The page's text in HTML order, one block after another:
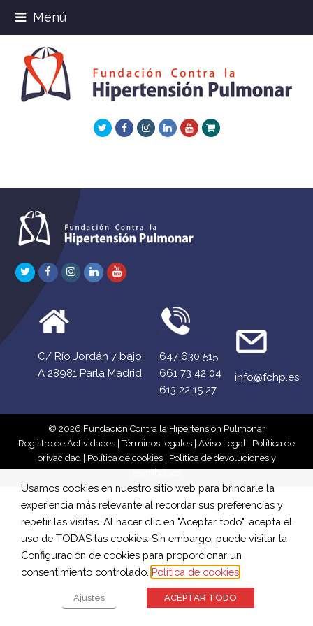
Menú
TwitterFacebookInstagram
LinkedInYoutube
Xing
TwitterFacebook
Instagram
LinkedInYoutube
C/ Río Jordán 7 bajo
A 28981 Parla Madrid
647 630 515
661 73 42 04
613 22 15 27
info@fchp.es
© 2026 Fundación Contra la Hipertensión Pulmonar
Registro de Actividades |Términos legales | Aviso Legal | Política de
privacidad | Política de cookies | Política de devoluciones y
reembolsos
Usamos cookies en nuestro sitio web para brindarle la
experiencia más relevante al recordar sus preferencias y
repetir las visitas. Al hacer clic en "Aceptar todo", acepta el
uso de TODAS las cookies. Sin embargo, puede visitar la
Configuración de cookies para proporcionar un
consentimiento controlado. Política de cookies
Ajustes ACEPTAR TODO